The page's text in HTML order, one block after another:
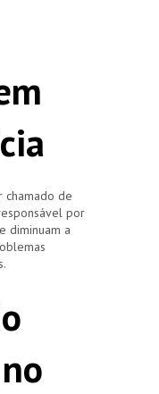
chamado de
por
diminuam a